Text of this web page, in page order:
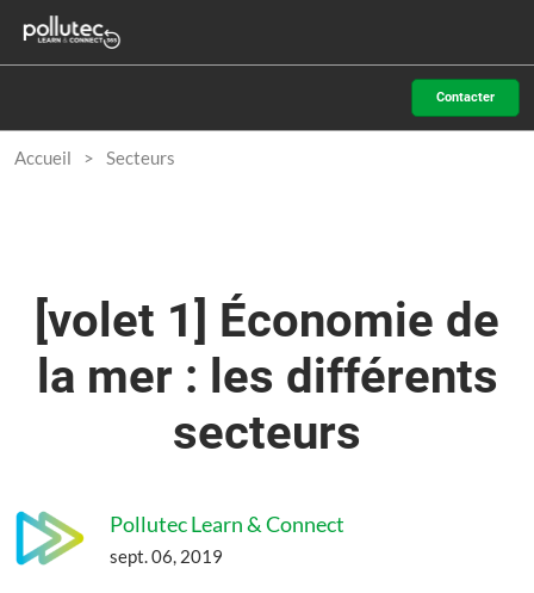
Accéder
au
contenu
Contacter
Accueil Secteurs
[volet 1] Économie de
la mer : les différents
secteurs
Pollutec Learn & Connect
sept. 06, 2019